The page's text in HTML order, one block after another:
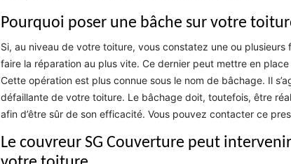
Pourquoi poser une bâche sur votre
Si, au niveau de votre toiture, vous constatez une ou
faire la réparation au plus vite. Ce dernier peut mettre en
Cette opération est plus connue sous le nom de bâchage. Il
défaillante de votre toiture. Le bâchage doit, toutefois, être
afin d’être sûr de son efficacité. Vous pouvez contacter ce
Le couvreur SG Couverture peut